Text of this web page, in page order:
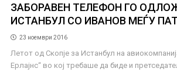
ЗАБОРАВЕН ТЕЛЕФОН ГО
ИСТАНБУЛ СО ИВАНОВ МЕЃУ
23 ноември 2016
Летот од Скопје за Истанбул на
Ерлајнс“ во кој требаше да биде и